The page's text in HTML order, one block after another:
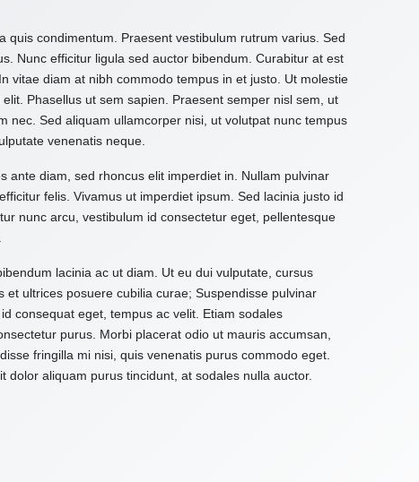
condimentum. Praesent vestibulum rutrum varius. Sed
Nunc efficitur ligula sed auctor bibendum. Curabitur at est
vitae diam at nibh commodo tempus in et justo. Ut molestie
Phasellus ut sem sapien. Praesent semper nisl sem, ut
nec. Sed aliquam ullamcorper nisi, ut volutpat nunc tempus
venenatis neque.
ante diam, sed rhoncus elit imperdiet in. Nullam pulvinar
felis. Vivamus ut imperdiet ipsum. Sed lacinia justo id
nunc arcu, vestibulum id consectetur eget, pellentesque
lacinia ac ut diam. Ut eu dui vulputate, cursus
ultrices posuere cubilia curae; Suspendisse pulvinar
consequat eget, tempus ac velit. Etiam sodales
purus. Morbi placerat odio ut mauris accumsan,
fringilla mi nisi, quis venenatis purus commodo eget.
aliquam purus tincidunt, at sodales nulla auctor.